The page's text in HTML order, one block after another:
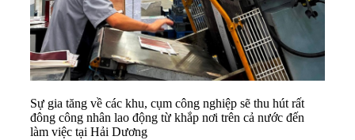
Sự gia tăng về các khu, cụm công nghiệp sẽ thu hút rất
đông công nhân lao động từ khắp nơi trên cả nước đến
làm việc tại Hải Dương